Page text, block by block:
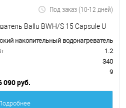
Под заказ (10-12 дней)
Ballu BWH/S 15 Capsule U
накопительный водонагреватель
1.2
340
9
090 руб.